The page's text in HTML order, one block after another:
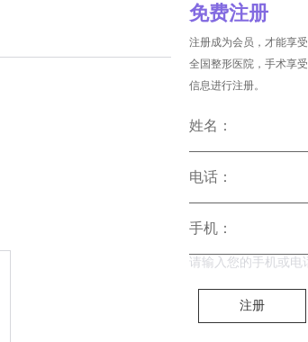
免费注册
注册成为会员，才能享
全国整形医院，手术享
信息进行注册。
姓名：
电话：
手机：
请输入您的手机或电
注册